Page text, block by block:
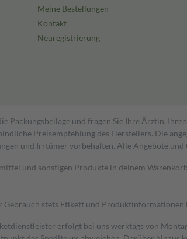
Meine Bestellungen
Kontakt
Neuregistrierung
Packungsbeilage und fragen Sie Ihre Ärztin,
Preisempfehlung des Herstellers. Die
und Irrtümer vorbehalten. Alle Angebote
und sonstigen Produkte in deinem
Gebrauch stets Etikett und Produktinformationen
erfolgt bei uns werktags von